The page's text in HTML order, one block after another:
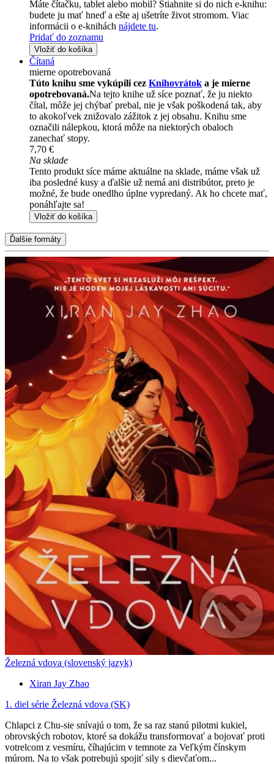
Máte čítačku, tablet alebo mobil? Stiahnite si do nich e-knihu:
budete ju mať hneď a ešte aj ušetríte život stromom. Viac
informácii o e-knihách nájdete tu.
Pridať do zoznamu
Vložiť do košíka
Čítaná
mierne opotrebovaná
Túto knihu sme vykúpili cez Knihovrátok a je mierne
opotrebovaná.Na tejto knihe už síce poznať, že ju niekto
čítal, môže jej chýbať prebal, nie je však poškodená tak, aby
to akokoľvek znižovalo zážitok z jej obsahu. Knihu sme
označili nálepkou, ktorá môže na niektorých obaloch
zanechať stopy.
7,70 €
Na sklade
Tento produkt síce máme aktuálne na sklade, máme však už
iba posledné kusy a ďalšie už nemá ani distribútor, preto je
možné, že bude onedlho úplne vypredaný. Ak ho chcete mať,
ponáhľajte sa!
Vložiť do košíka
Ďalšie formáty
Železná vdova (slovenský jazyk)
Xiran Jay Zhao
1. diel série Železná vdova (SK)
Chlapci z Chu-sie snívajú o tom, že sa raz stanú pilotmi kukiel,
obrovských robotov, ktoré sa dokážu transformovať a bojovať proti
votrelcom z vesmíru, číhajúcim v temnote za Veľkým čínskym
múrom. Na to však potrebujú spojiť sily s dievčaťom...